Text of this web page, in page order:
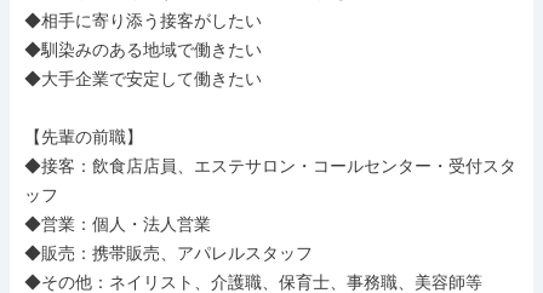
◆相手に寄り添う接客がしたい
◆馴染みのある地域で働きたい
◆大手企業で安定して働きたい
【先輩の前職】
◆接客：飲食店店員、エステサロン・コールセンター・受付スタ
ッフ
◆営業：個人・法人営業
◆販売：携帯販売、アパレルスタッフ
◆その他：ネイリスト、介護職、保育士、事務職、美容師等